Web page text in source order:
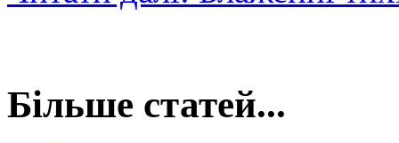
Більше статей...